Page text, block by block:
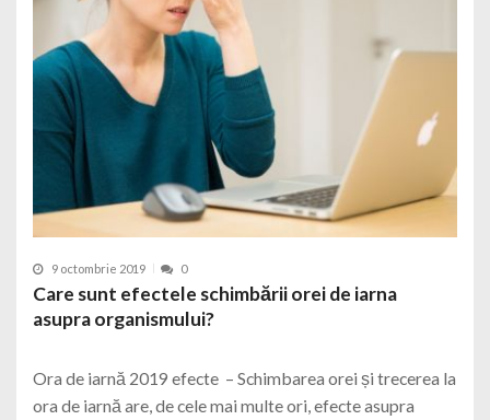
9 octombrie 2019 0
Care sunt efectele schimbării orei de iarna
asupra organismului?
Ora de iarnă 2019 efecte – Schimbarea orei și trecerea la
ora de iarnă are, de cele mai multe ori, efecte asupra